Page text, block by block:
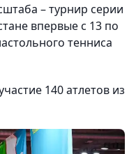
– турнир серии
впервые с 13 по
тенниса
140 атлетов из